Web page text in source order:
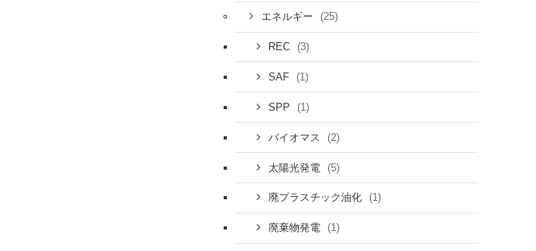
エネルギー (25)
REC (3)
SAF (1)
SPP (1)
バイオマス (2)
太陽光発電 (5)
廃プラスチック油化 (1)
廃棄物発電 (1)